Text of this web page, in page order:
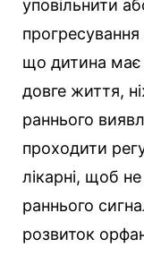
уповільнити
що дитина має
довге життя,
раннього
проходити
лікарні, щоб
раннього
розвиток